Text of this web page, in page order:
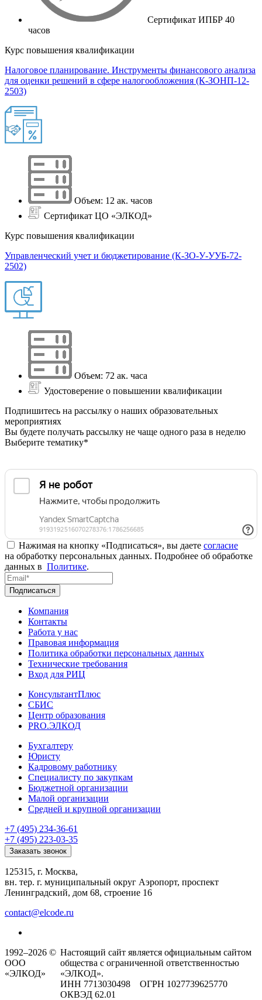
Сертификат ИПБР 40
часов
Курс повышения квалификации
Налоговое планирование. Инструменты финансового анализа
для оценки решений в сфере налогообложения (К-ЗОНП-12-
2503)
Объем: 12 ак. часов
Сертификат ЦО «ЭЛКОД»
Курс повышения квалификации
Управленческий учет и бюджетирование (К-ЗО-У-УУБ-72-
2502)
Объем: 72 ак. часа
Удостоверение о повышении квалификации
Подпишитесь на рассылку о наших образовательных
мероприятиях
Вы будете получать рассылку не чаще одного раза в неделю
Выберите тематику*
Нажимая на кнопку «Подписаться», вы даете согласие
на обработку персональных данных. Подробнее об обработке
данных в Политике.
Подписаться
Компания
Контакты
Работа у нас
Правовая информация
Политика обработки персональных данных
Технические требования
Вход для РИЦ
КонсультантПлюс
СБИС
Центр образования
PRO.ЭЛКОД
Бухгалтеру
Юристу
Кадровому работнику
Специалисту по закупкам
Бюджетной организации
Малой организации
Средней и крупной организации
+7 (495) 234-36-61
+7 (495) 223-03-35
Заказать звонок
125315, г. Москва,
вн. тер. г. муниципальный округ Аэропорт, проспект
Ленинградский, дом 68, строение 16
contact@elcode.ru
1992–2026 ©
ООО
«ЭЛКОД»
Настоящий сайт является официальным сайтом
общества с ограниченной ответственностью
«ЭЛКОД».
ИНН 7713030498 ОГРН 1027739625770
ОКВЭД 62.01